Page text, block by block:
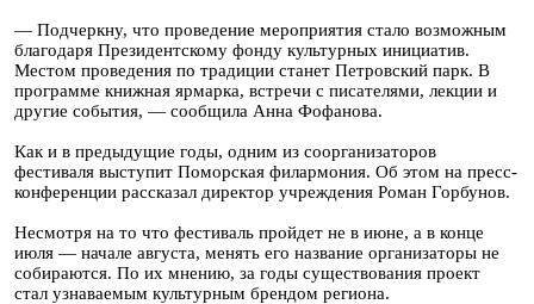
— Подчеркну, что проведение мероприятия стало возможным
благодаря Президентскому фонду культурных инициатив.
Местом проведения по традиции станет Петровский парк. В
программе книжная ярмарка, встречи с писателями, лекции и
другие события, — сообщила Анна Фофанова.
Как и в предыдущие годы, одним из соорганизаторов
фестиваля выступит Поморская филармония. Об этом на пресс-
конференции рассказал директор учреждения Роман Горбунов.
Несмотря на то что фестиваль пройдет не в июне, а в конце
июля — начале августа, менять его название организаторы не
собираются. По их мнению, за годы существования проект
стал узнаваемым культурным брендом региона.